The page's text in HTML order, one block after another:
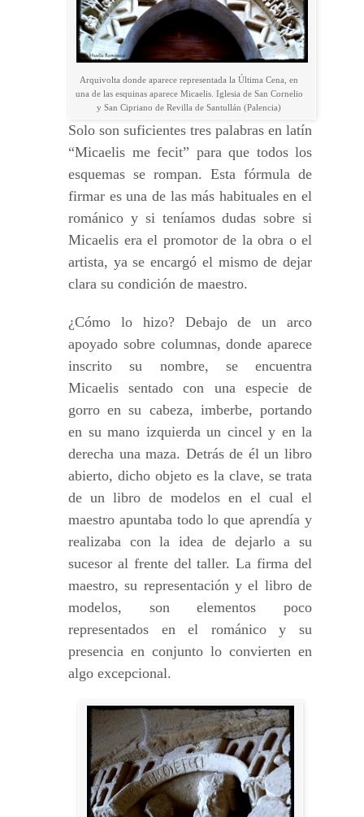
Arquivolta donde aparece representada la Última Cena, en
una de las esquinas aparece Micaelis. Iglesia de San Cornelio
y San Cipriano de Revilla de Santullán (Palencia)
Solo son suficientes tres palabras en latín
“Micaelis me fecit” para que todos los
esquemas se rompan. Esta fórmula de
firmar es una de las más habituales en el
románico y si teníamos dudas sobre si
Micaelis era el promotor de la obra o el
artista, ya se encargó el mismo de dejar
clara su condición de maestro.
¿Cómo lo hizo? Debajo de un arco
apoyado sobre columnas, donde aparece
inscrito su nombre, se encuentra
Micaelis sentado con una especie de
gorro en su cabeza, imberbe, portando
en su mano izquierda un cincel y en la
derecha una maza. Detrás de él un libro
abierto, dicho objeto es la clave, se trata
de un libro de modelos en el cual el
maestro apuntaba todo lo que aprendía y
realizaba con la idea de dejarlo a su
sucesor al frente del taller. La firma del
maestro, su representación y el libro de
modelos, son elementos poco
representados en el románico y su
presencia en conjunto lo convierten en
algo excepcional.